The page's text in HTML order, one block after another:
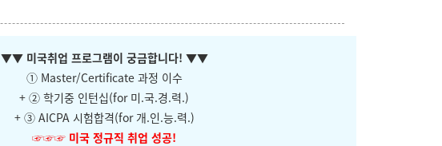
▼▼ 미국취업 프로그램이 궁금합니다! ▼▼
① Master/Certificate 과정 이수
+ ② 학기중 인턴십(for 미.국.경.력.)
+ ③ AICPA 시험합격(for 개.인.능.력.)
☞☞☞ 미국 정규직 취업 성공!